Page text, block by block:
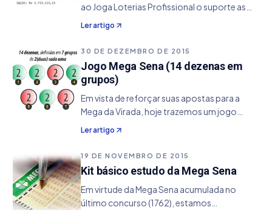
ao Joga Loterias Profissional o suporte as
premiações especiais para os jogos da Mega
Sena, Quina, Dupla Sena e Lotofácil. Mais o
que seria essas premiações especiais ?
Bom…
Ler artigo
30 DE DEZEMBRO DE 2015
Jogo Mega Sena (14 dezenas em
grupos)
Em vista de reforçar suas apostas para a
Mega da Virada, hoje trazemos um jogo
barato e simples, que pode pode lhe
proporcionar alguma premiação.
Identificação Tipo Esquema: Grupos
Combinados Qtde Dezenas Participantes:
Ler artigo
19 DE NOVEMBRO DE 2015
Kit básico estudo da Mega Sena
Em virtude da Mega Sena acumulada no
último concurso (1762), estamos